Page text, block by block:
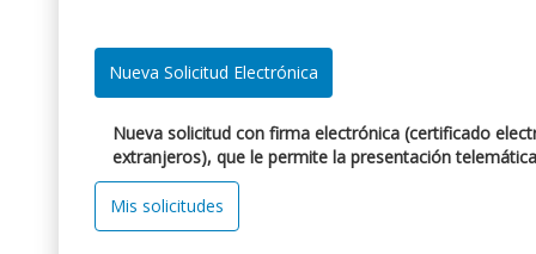
Nueva Solicitud Electrónica
Nueva solicitud con firma electrónica (certificado
extranjeros), que le permite la presentación
Mis solicitudes